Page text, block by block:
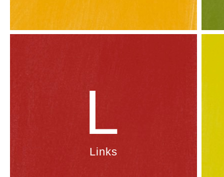
L
Links